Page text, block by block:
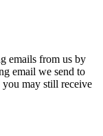
emails from us by
email we send to
may still receive